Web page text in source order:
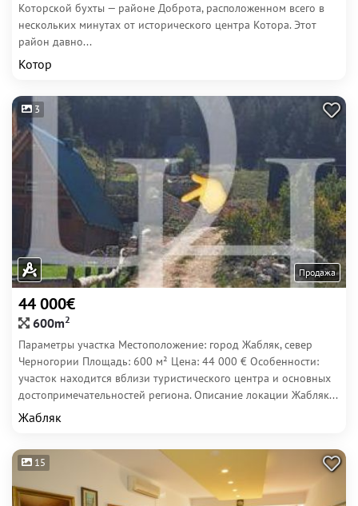
Которской бухты — районе Доброта, расположенном всего в
нескольких минутах от исторического центра Котора. Этот
район давно...
Котор
3
Продажа
44 000€
600m2
Параметры участка Местоположение: город Жабляк, север
Черногории Площадь: 600 м² Цена: 44 000 € Особенности:
участок находится вблизи туристического центра и основных
достопримечательностей региона. Описание локации Жабляк...
Жабляк
15